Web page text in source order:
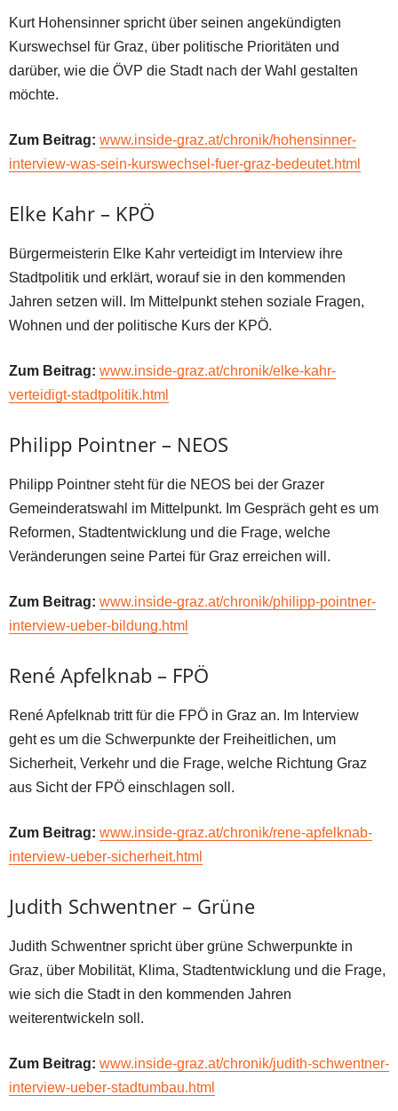
Kurt Hohensinner spricht über seinen angekündigten
Kurswechsel für Graz, über politische Prioritäten und
darüber, wie die ÖVP die Stadt nach der Wahl gestalten
möchte.
Zum Beitrag: www.inside-graz.at/chronik/hohensinner-
interview-was-sein-kurswechsel-fuer-graz-bedeutet.html
Elke Kahr – KPÖ
Bürgermeisterin Elke Kahr verteidigt im Interview ihre
Stadtpolitik und erklärt, worauf sie in den kommenden
Jahren setzen will. Im Mittelpunkt stehen soziale Fragen,
Wohnen und der politische Kurs der KPÖ.
Zum Beitrag: www.inside-graz.at/chronik/elke-kahr-
verteidigt-stadtpolitik.html
Philipp Pointner – NEOS
Philipp Pointner steht für die NEOS bei der Grazer
Gemeinderatswahl im Mittelpunkt. Im Gespräch geht es um
Reformen, Stadtentwicklung und die Frage, welche
Veränderungen seine Partei für Graz erreichen will.
Zum Beitrag: www.inside-graz.at/chronik/philipp-pointner-
interview-ueber-bildung.html
René Apfelknab – FPÖ
René Apfelknab tritt für die FPÖ in Graz an. Im Interview
geht es um die Schwerpunkte der Freiheitlichen, um
Sicherheit, Verkehr und die Frage, welche Richtung Graz
aus Sicht der FPÖ einschlagen soll.
Zum Beitrag: www.inside-graz.at/chronik/rene-apfelknab-
interview-ueber-sicherheit.html
Judith Schwentner – Grüne
Judith Schwentner spricht über grüne Schwerpunkte in
Graz, über Mobilität, Klima, Stadtentwicklung und die Frage,
wie sich die Stadt in den kommenden Jahren
weiterentwickeln soll.
Zum Beitrag: www.inside-graz.at/chronik/judith-schwentner-
interview-ueber-stadtumbau.html